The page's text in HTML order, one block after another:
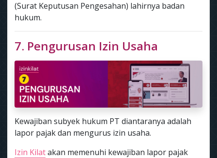
(Surat Keputusan Pengesahan) lahirnya badan
hukum.
7. Pengurusan Izin Usaha
Kewajiban subyek hukum PT diantaranya adalah
lapor pajak dan mengurus izin usaha.
Izin Kilatakan memenuhi kewajiban lapor pajak